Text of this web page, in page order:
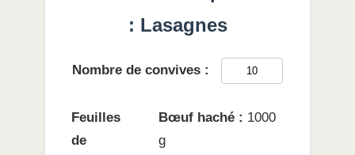
: Lasagnes
Nombre de convives :
Feuilles
de
Bœuf haché : 1000
g